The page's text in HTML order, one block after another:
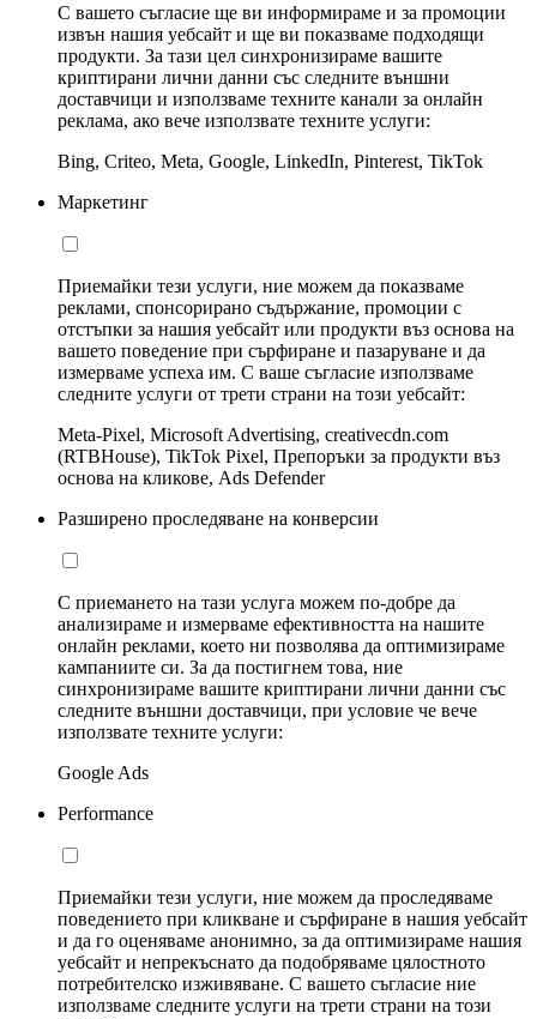
С вашето съгласие ще ви информираме и за промоции
извън нашия уебсайт и ще ви показваме подходящи
продукти. За тази цел синхронизираме вашите
криптирани лични данни със следните външни
доставчици и използваме техните канали за онлайн
реклама, ако вече използвате техните услуги:
Bing, Criteo, Meta, Google, LinkedIn, Pinterest, TikTok
Маркетинг
Приемайки тези услуги, ние можем да показваме
реклами, спонсорирано съдържание, промоции с
отстъпки за нашия уебсайт или продукти въз основа на
вашето поведение при сърфиране и пазаруване и да
измерваме успеха им. С ваше съгласие използваме
следните услуги от трети страни на този уебсайт:
Meta-Pixel, Microsoft Advertising, creativecdn.com
(RTBHouse), TikTok Pixel, Препоръки за продукти въз
основа на кликове, Ads Defender
Разширено проследяване на конверсии
С приемането на тази услуга можем по-добре да
анализираме и измерваме ефективността на нашите
онлайн реклами, което ни позволява да оптимизираме
кампаниите си. За да постигнем това, ние
синхронизираме вашите криптирани лични данни със
следните външни доставчици, при условие че вече
използвате техните услуги:
Google Ads
Performance
Приемайки тези услуги, ние можем да проследяваме
поведението при кликване и сърфиране в нашия уебсайт
и да го оценяваме анонимно, за да оптимизираме нашия
уебсайт и непрекъснато да подобряваме цялостното
потребителско изживяване. С вашето съгласие ние
използваме следните услуги на трети страни на този